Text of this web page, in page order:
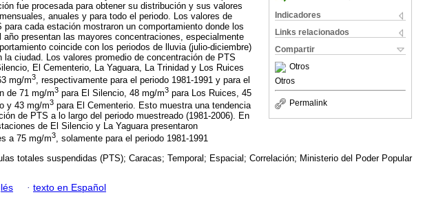
Indicadores
Links relacionados
Compartir
Otros
Otros
Permalink
fue procesada para obtener su distribución y sus valores
anuales y para todo el periodo. Los valores de
cada estación mostraron un comportamiento donde los
presentan las mayores concentraciones, especialmente
coincide con los periodos de lluvia (julio-diciembre)
la ciudad. Los valores promedio de concentración de PTS
El Cementerio, La Yaguara, La Trinidad y Los Ruices
mg/m3, respectivamente para el periodo 1981-1991 y para el
de 71 mg/m3 para El Silencio, 48 mg/m3 para Los Ruices, 45
y 43 mg/m3 para El Cementerio. Esto muestra una tendencia
de PTS a lo largo del periodo muestreado (1981-2006). En
de El Silencio y La Yaguara presentaron
a 75 mg/m3, solamente para el periodo 1981-1991
totales suspendidas (PTS); Caracas; Temporal; Espacial; Correlación; Ministerio del Poder Popular
· texto en Español